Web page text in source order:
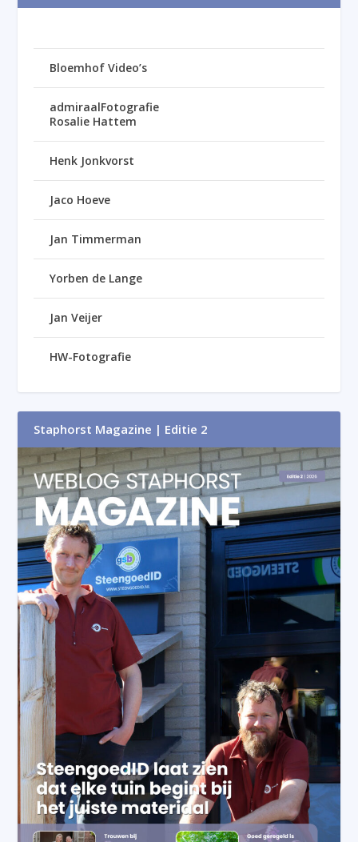
Bloemhof Video’s
admiraalFotografie
Rosalie Hattem
Henk Jonkvorst
Jaco Hoeve
Jan Timmerman
Yorben de Lange
Jan Veijer
HW-Fotografie
Staphorst Magazine | Editie 2